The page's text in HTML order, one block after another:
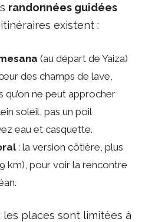
randonnées guidées
existent :
(au départ de Yaiza)
des champs de lave,
qu’on ne peut approcher
soleil, pas un poil
eau et casquette.
: la version côtière, plus
km), pour voir la rencontre
les places sont limitées à